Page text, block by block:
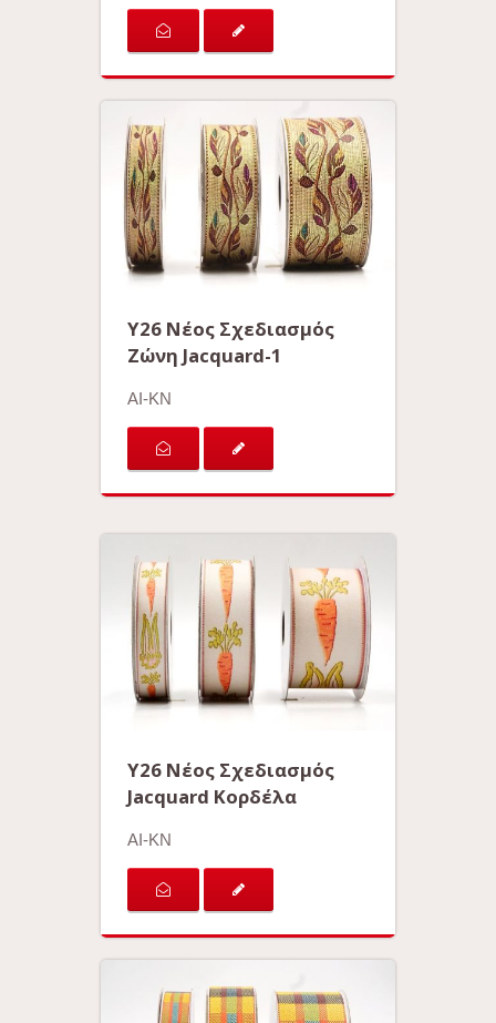
Y26 Νέος Σχεδιασμός
Ζώνη Jacquard-1
AI-KN
Y26 Νέος Σχεδιασμός
Jacquard Κορδέλα
AI-KN